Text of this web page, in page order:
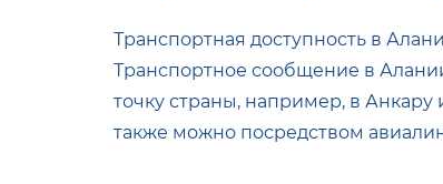
Транспортная доступность в
Транспортное сообщение в
точку страны, например, в Анкару
также можно посредством